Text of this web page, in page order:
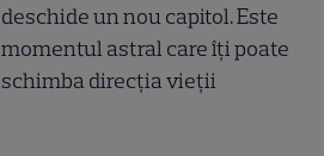
deschide un nou capitol. Este
momentul astral care îți poate
schimba direcția vieții